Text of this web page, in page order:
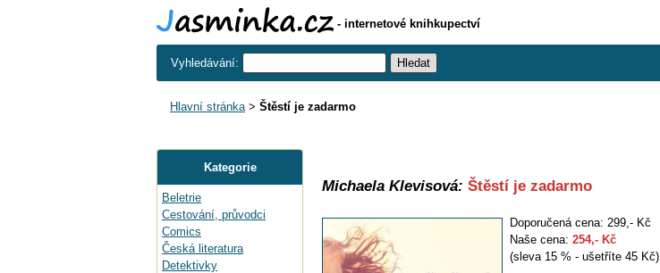
- internetové knihkupectví
Vyhledávání:
Hlavní stránka> Štěstí je zadarmo
Kategorie
Beletrie
Cestování, průvodci
Comics
Česká literatura
Detektivky
Michaela Klevisová: Štěstí je zadarmo
Doporučená cena: 299,- Kč
Naše cena: 254,- Kč
(sleva 15 % - ušetříte 45 Kč)